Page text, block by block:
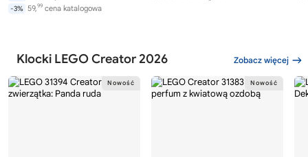
-3% 59,99 cena katalogowa
Klocki LEGO Creator 2026 Zobacz więcej